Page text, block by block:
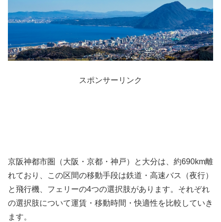
スポンサーリンク
京阪神都市圏（大阪・京都・神戸）と大分は、約690km離
れており、この区間の移動手段は鉄道・高速バス（夜行）
と飛行機、フェリーの4つの選択肢があります。それぞれ
の選択肢について運賃・移動時間・快適性を比較していき
ます。